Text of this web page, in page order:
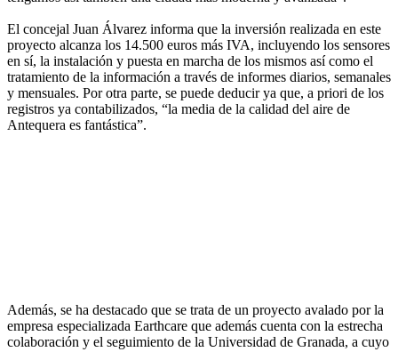
El concejal Juan Álvarez informa que la inversión realizada en este
proyecto alcanza los 14.500 euros más IVA, incluyendo los sensores
en sí, la instalación y puesta en marcha de los mismos así como el
tratamiento de la información a través de informes diarios, semanales
y mensuales. Por otra parte, se puede deducir ya que, a priori de los
registros ya contabilizados, “la media de la calidad del aire de
Antequera es fantástica”.
Además, se ha destacado que se trata de un proyecto avalado por la
empresa especializada Earthcare que además cuenta con la estrecha
colaboración y el seguimiento de la Universidad de Granada, a cuyo